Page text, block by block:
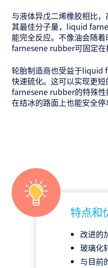
与液体异戊二烯橡胶相比
其最佳分子量，liquid
能完全反应。不像油会随
farnesene rubber可固定在
轮胎制造商也受益于liquid
快速硫化。这可以实现更
farnesene rubber的特殊性
在结冰的路面上也能安全停
特点和
改进的
玻璃化
与目前